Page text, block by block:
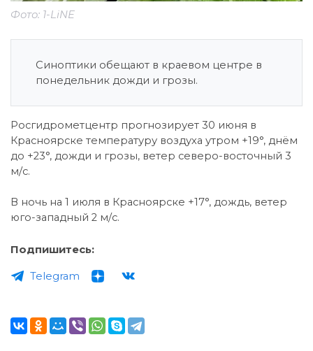
Фото: 1-LiNE
Синоптики обещают в краевом центре в
понедельник дожди и грозы.
Росгидрометцентр прогнозирует 30 июня в
Красноярске температуру воздуха утром +19°, днём
до +23°, дожди и грозы, ветер северо-восточный 3
м/с.
В ночь на 1 июля в Красноярске +17°, дождь, ветер
юго-западный 2 м/с.
Подпишитесь:
Telegram